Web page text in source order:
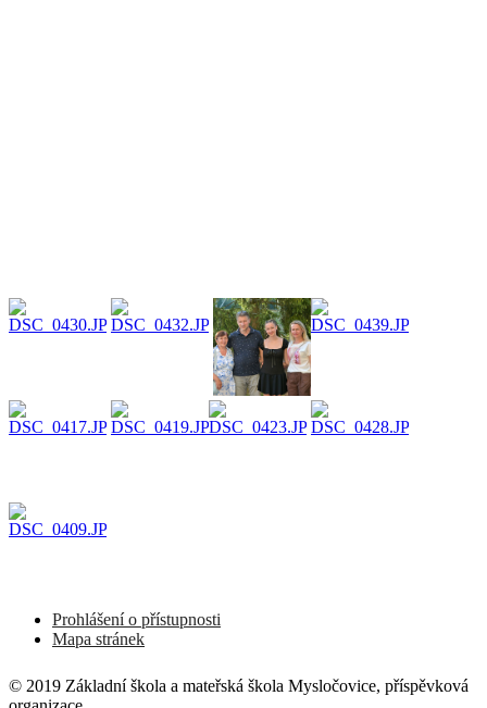
Prohlášení o přístupnosti
Mapa stránek
© 2019 Základní škola a mateřská škola Mysločovice, příspěvková